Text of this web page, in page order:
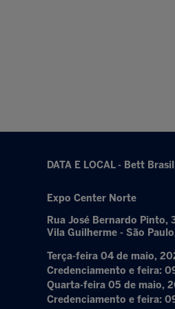
DATA E LOCAL - Bett Brasil
Expo Center Norte
Rua José Bernardo Pinto,
Vila Guilherme - São
Terça-feira 04 de maio,
Credenciamento e feira:
Quarta-feira 05 de maio,
Credenciamento e feira: